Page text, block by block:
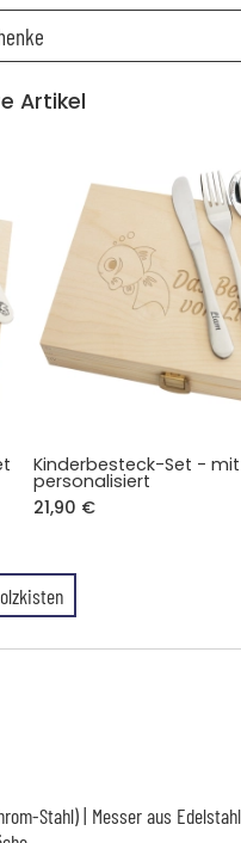
Artikel
Kinderbesteck-Set -
personalisiert
21,90 €
Stahl) | Messer aus Edelstahl